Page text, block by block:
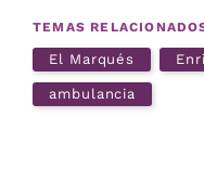
TEMAS
El Marqués
ambulancia